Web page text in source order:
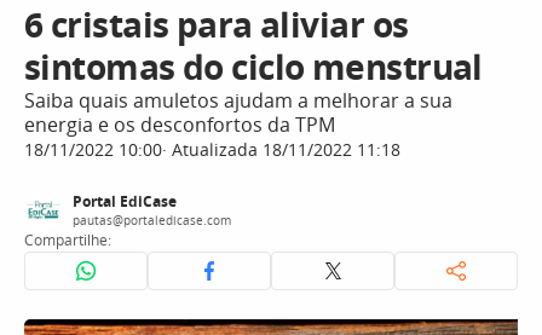
6 cristais para aliviar os
sintomas do ciclo menstrual
Saiba quais amuletos ajudam a melhorar a sua
energia e os desconfortos da TPM
18/11/2022 10:00 Atualizada 18/11/2022 11:18
Portal EdiCase
pautas@portaledicase.com
Compartilhe: